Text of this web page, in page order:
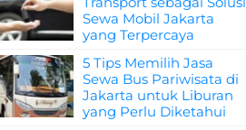
Sewa Mobil Jakarta
yang Terpercaya
5 Tips Memilih Jasa
Sewa Bus Pariwisata di
Jakarta untuk Liburan
yang Perlu Diketahui